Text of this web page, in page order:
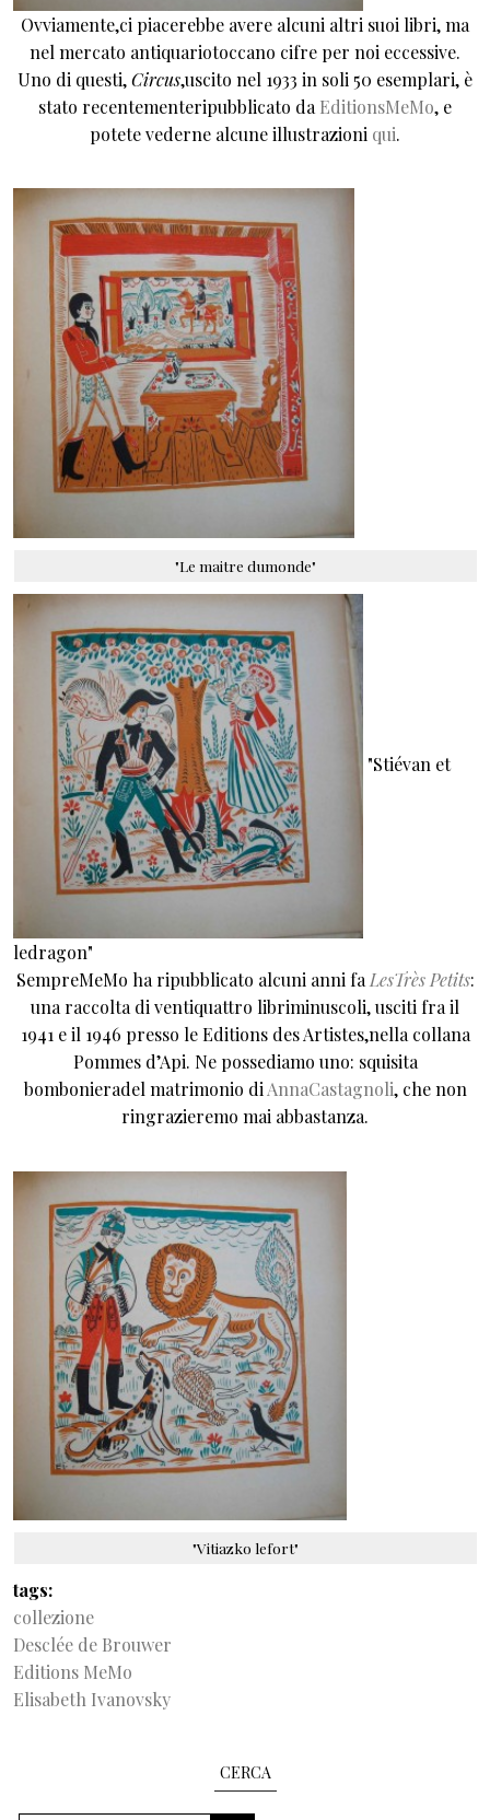
Ovviamente,ci piacerebbe avere alcuni altri suoi libri, ma
nel mercato antiquariotoccano cifre per noi eccessive.
Uno di questi,Circus,uscito nel 1933 in soli 50 esemplari, è
stato recentementeripubblicato da EditionsMeMo, e
potete vederne alcune illustrazioni qui.
"Le maitre dumonde"
"Stiévan et
ledragon"
SempreMeMo ha ripubblicato alcuni anni faLesTrès Petits:
una raccolta di ventiquattro libriminuscoli, usciti fra il
1941 e il 1946 presso le Editions des Artistes,nella collana
Pommes d’Api. Ne possediamo uno: squisita
bombonieradel matrimonio diAnnaCastagnoli, che non
ringrazieremo mai abbastanza.
"Vitiazko lefort"
tags
collezione
Desclée de Brouwer
Editions MeMo
Elisabeth Ivanovsky
CERCA